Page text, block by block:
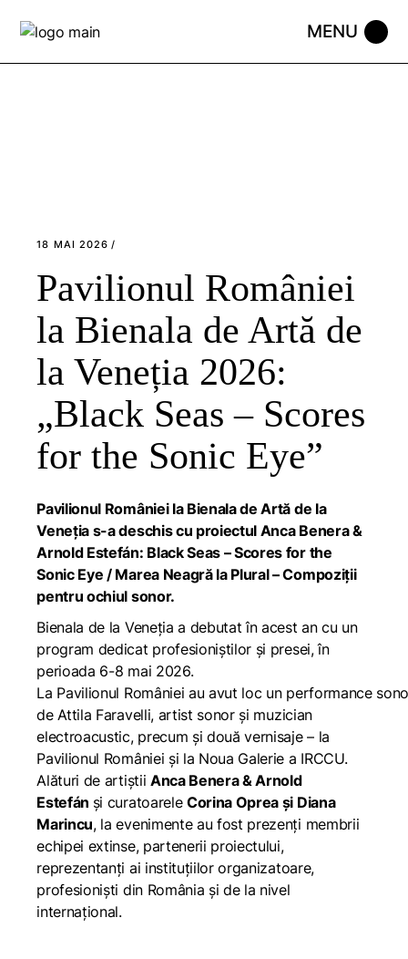
the
18 MAI 2026
Pavilionul României
la Bienala de Artă de
la Veneția 2026:
„Black Seas – Scores
for the Sonic Eye”
Pavilionul României la Bienala de Artă de la
Veneția s-a deschis cu proiectul Anca Benera &
Arnold Estefán: Black Seas – Scores for the
Sonic Eye / Marea Neagră la Plural – Compoziții
pentru ochiul sonor.
Bienala de la Veneția a debutat în acest an cu un
program dedicat profesioniștilor și presei, în
perioada 6-8 mai 2026.
La Pavilionul României au avut loc un performance
de Attila Faravelli, artist sonor și muzician
electroacustic, precum și două vernisaje – la
Pavilionul României și la Noua Galerie a IRCCU.
Alături de artiștii Anca Benera & Arnold
Estefán și curatoarele Corina Oprea și Diana
Marincu, la evenimente au fost prezenți membrii
echipei extinse, partenerii proiectului,
reprezentanți ai instituțiilor organizatoare,
profesioniști din România și de la nivel
internațional.